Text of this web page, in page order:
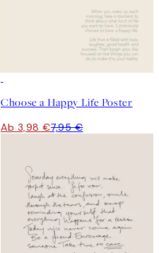
Choose a Happy Life Poster
Ab 3,98 €7,95 €